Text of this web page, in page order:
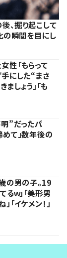
、掘り起こして
の瞬間を目にし
性「もらって
にした“まさ
しょう」「も
”だったパ
て」数年後の
の男の子。19
ｗ」「美形男
イケメン！」